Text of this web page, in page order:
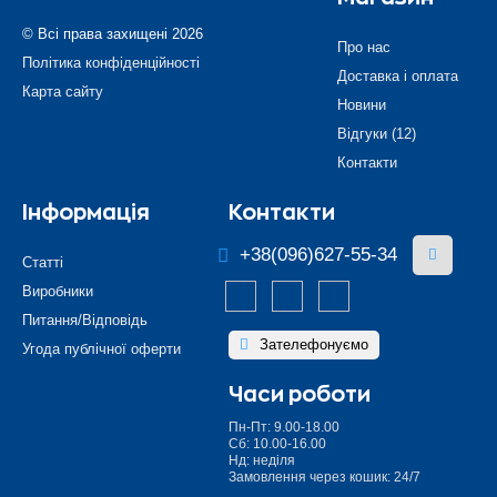
© Всі права захищені 2026
Політика конфіденційності
Карта сайту
Про нас
Доставка і оплата
Новини
Відгуки (12)
Контакти
Інформація
Статті
Виробники
Питання/Відповідь
Угода публічної оферти
Контакти
+38(096)627-55-34
Зателефонуємо
Часи роботи
Пн-Пт: 9.00-18.00
Сб: 10.00-16.00
Нд: неділя
Замовлення через кошик: 24/7